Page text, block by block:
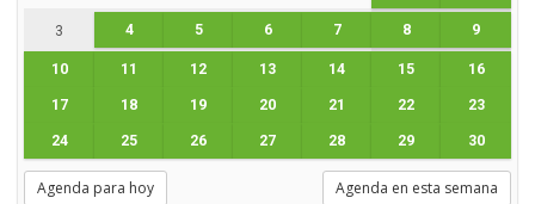
3 4 5 6 7 8 9
10 11 12 13 14 15 16
17 18 19 20 21 22 23
24 25 26 27 28 29 30
Agenda para hoy Agenda en esta semana